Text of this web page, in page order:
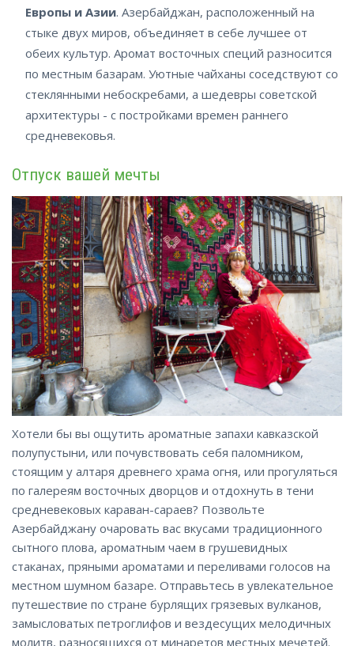
Европы и Азии. Азербайджан, расположенный на
стыке двух миров, объединяет в себе лучшее от
обеих культур. Аромат восточных специй разносится
по местным базарам. Уютные чайханы соседствуют со
стеклянными небоскребами, а шедевры советской
архитектуры - с постройками времен раннего
средневековья.
Отпуск вашей мечты
Хотели бы вы ощутить ароматные запахи кавказской
полупустыни, или почувствовать себя паломником,
стоящим у алтаря древнего храма огня, или прогуляться
по галереям восточных дворцов и отдохнуть в тени
средневековых караван-сараев? Позвольте
Азербайджану очаровать вас вкусами традиционного
сытного плова, ароматным чаем в грушевидных
стаканах, пряными ароматами и переливами голосов на
местном шумном базаре. Отправьтесь в увлекательное
путешествие по стране бурлящих грязевых вулканов,
замысловатых петроглифов и вездесущих мелодичных
молитв, разносящихся от минаретов местных мечетей.